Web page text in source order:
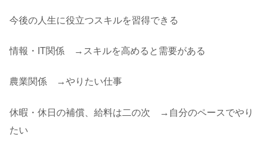
今後の人生に役立つスキルを習得できる
情報・IT関係 →スキルを高めると需要がある
農業関係 →やりたい仕事
休暇・休日の補償、給料は二の次 →自分のペースでやり
たい